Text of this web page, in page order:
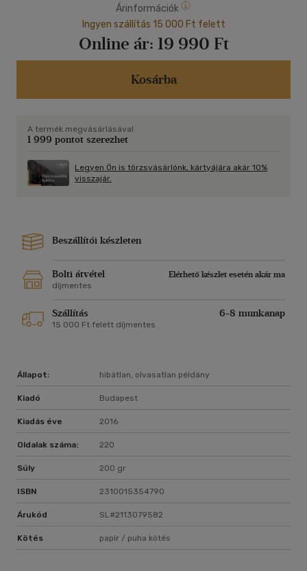
Árinformációk
Ingyen szállítás 15 000 Ft felett
Online ár: 19 990 Ft
Kosárba
A termék megvásárlásával
1 999 pontot szerezhet
Legyen Ön is törzsvásárlónk, kártyájára akár 10%
visszajár.
Beszállítói készleten
Bolti átvétel
Elérhető készlet esetén akár ma
díjmentes
Szállítás 6-8 munkanap
15 000 Ft felett díjmentes
Állapot: hibátlan, olvasatlan példány
Kiadó Budapest
Kiadás éve 2016
Oldalak száma: 220
Súly 200 gr
ISBN 2310015354790
Árukód SL#2113079582
Kötés papír / puha kötés